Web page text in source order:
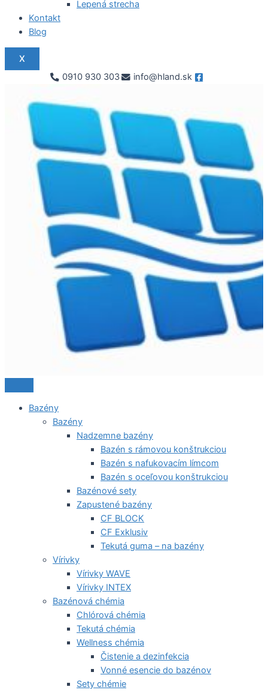
Lepená strecha
Kontakt
Blog
X
0910 930 303
info@hland.sk
Bazény
Bazény
Nadzemne bazény
Bazén s rámovou konštrukciou
Bazén s nafukovacím límcom
Bazén s oceľovou konštrukciou
Bazénové sety
Zapustené bazény
CF BLOCK
CF Exklusiv
Tekutá guma – na bazény
Vírivky
Vírivky WAVE
Vírivky INTEX
Bazénová chémia
Chlórová chémia
Tekutá chémia
Wellness chémia
Čistenie a dezinfekcia
Vonné esencie do bazénov
Sety chémie